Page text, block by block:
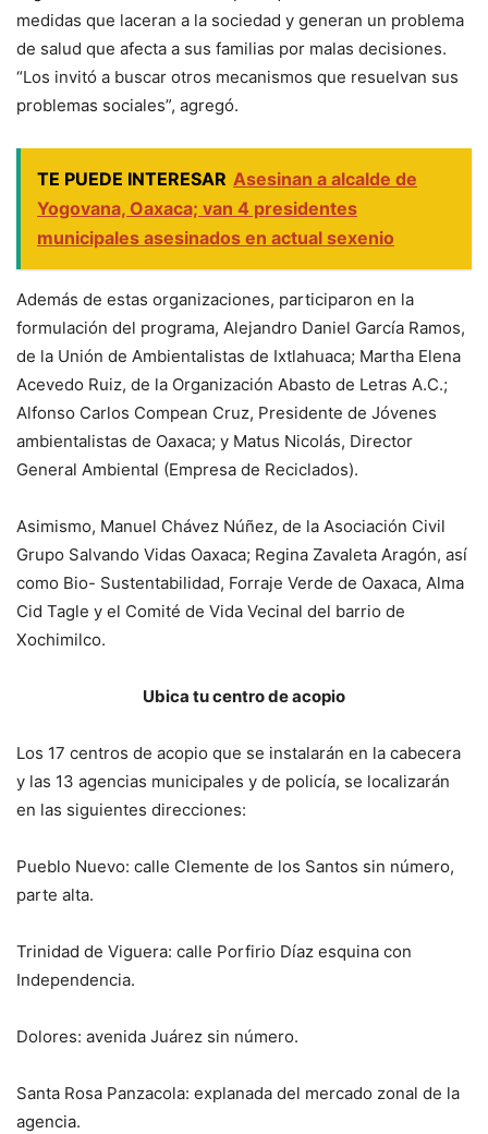
medidas que laceran a la sociedad y generan un problema
de salud que afecta a sus familias por malas decisiones.
“Los invitó a buscar otros mecanismos que resuelvan sus
problemas sociales”, agregó.
TE PUEDE INTERESAR Asesinan a alcalde de
Yogovana, Oaxaca; van 4 presidentes
municipales asesinados en actual sexenio
Además de estas organizaciones, participaron en la
formulación del programa, Alejandro Daniel García Ramos,
de la Unión de Ambientalistas de Ixtlahuaca; Martha Elena
Acevedo Ruiz, de la Organización Abasto de Letras A.C.;
Alfonso Carlos Compean Cruz, Presidente de Jóvenes
ambientalistas de Oaxaca; y Matus Nicolás, Director
General Ambiental (Empresa de Reciclados).
Asimismo, Manuel Chávez Núñez, de la Asociación Civil
Grupo Salvando Vidas Oaxaca; Regina Zavaleta Aragón, así
como Bio- Sustentabilidad, Forraje Verde de Oaxaca, Alma
Cid Tagle y el Comité de Vida Vecinal del barrio de
Xochimilco.
Ubica tu centro de acopio
Los 17 centros de acopio que se instalarán en la cabecera
y las 13 agencias municipales y de policía, se localizarán
en las siguientes direcciones:
Pueblo Nuevo: calle Clemente de los Santos sin número,
parte alta.
Trinidad de Viguera: calle Porfirio Díaz esquina con
Independencia.
Dolores: avenida Juárez sin número.
Santa Rosa Panzacola: explanada del mercado zonal de la
agencia.